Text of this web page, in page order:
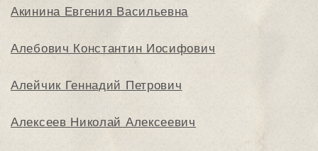
Акинина Евгения Васильевна
Алебович Константин Иосифович
Алейчик Геннадий Петрович
Алексеев Николай Алексеевич